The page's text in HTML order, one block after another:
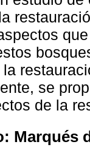
se
de la
Marqués